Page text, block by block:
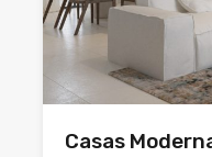
Casas